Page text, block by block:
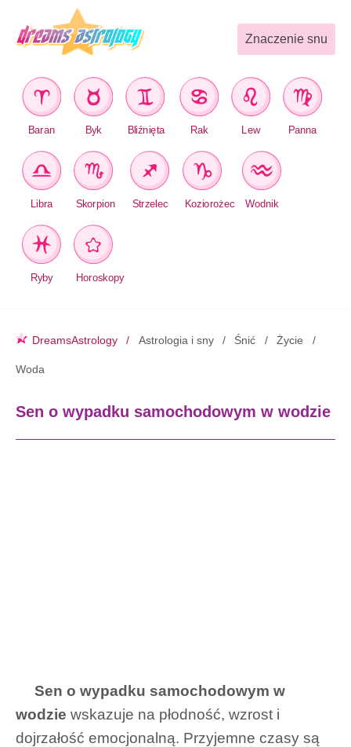
Znaczenie snu
Baran Byk Bliźnięta Rak Lew Panna
Libra Skorpion Strzelec Koziorożec Wodnik
Ryby Horoskopy
DreamsAstrology Astrologia i sny Śnić Życie
Woda
Sen o wypadku samochodowym w wodzie
Sen o wypadku samochodowym w
wodzie wskazuje na płodność, wzrost i
dojrzałość emocjonalną. Przyjemne czasy są